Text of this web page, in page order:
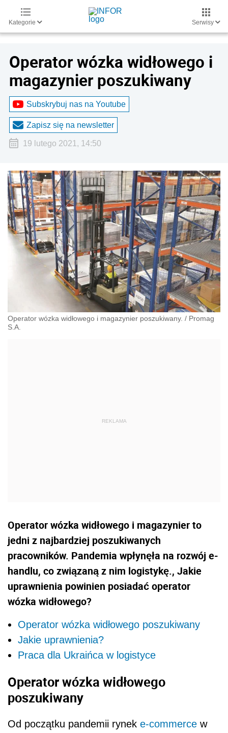
Kategorie Serwisy
Operator wózka widłowego i
magazynier poszukiwany
Subskrybuj nas na Youtube
Zapisz się na newsletter
19 lutego 2021, 14:50
Operator wózka widłowego i magazynier poszukiwany. / Promag
S.A.
Operator wózka widłowego i magazynier to
jedni z najbardziej poszukiwanych
pracowników. Pandemia wpłynęła na rozwój e-
handlu, co związaną z nim logistykę., Jakie
uprawnienia powinien posiadać operator
wózka widłowego?
Operator wózka widłowego poszukiwany
Jakie uprawnienia?
Praca dla Ukraińca w logistyce
Operator wózka widłowego
poszukiwany
Od początku pandemii rynek e-commerce w